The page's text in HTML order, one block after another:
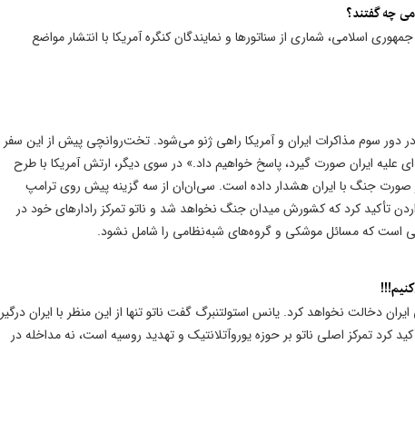
چه گفتند؟
اسلامی، شماری از سناتورها و نمایندگان کنگره آمریکا با انتشار مواضع
دور سوم مذاکرات ایران و آمریکا راهی ژنو می‌شود. تخت‌روانچی پیش از این سفر
علیه ایران صورت گیرد، پاسخ خواهیم داد.» در سوی دیگر، ارتش آمریکا با طرح
جنگ با ایران هشدار داده است. سی‌ان‌ان از سه گزینه پیش روی ترامپ
تأکید کرد که کشورش میدان جنگ نخواهد شد و ناتو تمرکز رادارهای خود در
است که مسائل موشکی و گروه‌های شبه‌نظامی را شامل نشود.
دخالت نخواهد کرد. یانس استولتنبرگ گفت ناتو تنها از این منظر با ایران درگیر
تمرکز اصلی ناتو بر حوزه یوروآتلانتیک و تهدید روسیه است، نه مداخله در